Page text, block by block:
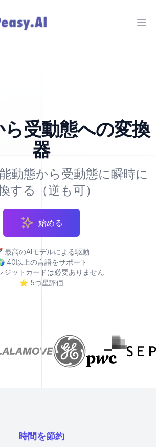
受動態への変換
器
動態から受動態に瞬時に
する（逆も可）
始める
最高のAIモデルによる駆動
40以上の言語をサポート
ジットカードは必要ありません
⭐ 5つ星評価
時間を節約